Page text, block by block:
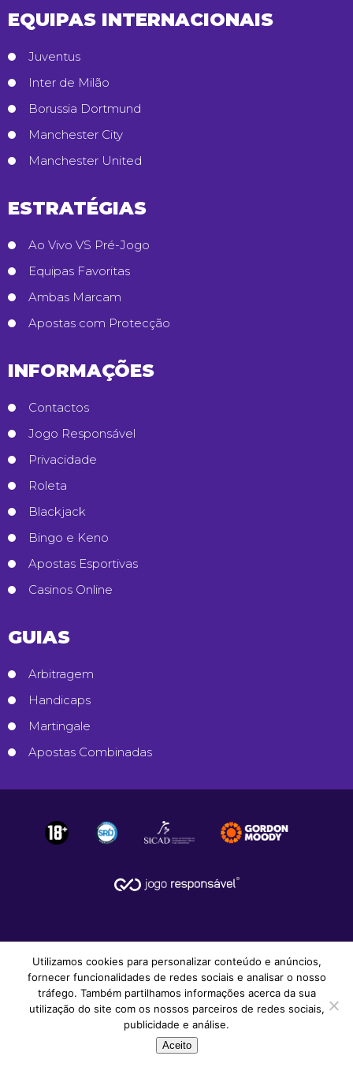
EQUIPAS INTERNACIONAIS
Juventus
Inter de Milão
Borussia Dortmund
Manchester City
Manchester United
ESTRATÉGIAS
Ao Vivo VS Pré-Jogo
Equipas Favoritas
Ambas Marcam
Apostas com Protecção
INFORMAÇÕES
Contactos
Jogo Responsável
Privacidade
Roleta
Blackjack
Bingo e Keno
Apostas Esportivas
Casinos Online
GUIAS
Arbitragem
Handicaps
Martingale
Apostas Combinadas
© 2008-2026Apostas Desportivas.
Todos os Direitos Reservados.
Utilizamos cookies para personalizar conteúdo e anúncios,
fornecer funcionalidades de redes sociais e analisar o nosso
tráfego. Também partilhamos informações acerca da sua
utilização do site com os nossos parceiros de redes sociais,
publicidade e análise.
Aceito